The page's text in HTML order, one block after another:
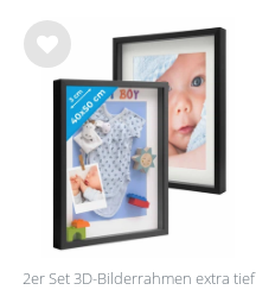
Wu
2er Set 3D-Bilderrahmen extra tief